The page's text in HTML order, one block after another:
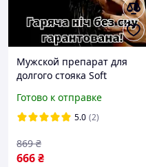
Мужской препарат для
долгого стояка Soft
Готово к отправке
5.0 (2)
666₴
869 ₴